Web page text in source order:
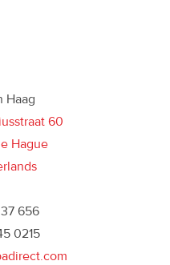
Haag
60
Hague
37 656
0215